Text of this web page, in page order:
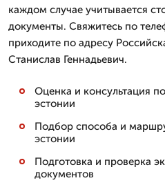
каждом случае учитывается
документы. Свяжитесь по
приходите по адресу
Станислав Геннадьевич.
Оценка и консультация
эстонии
Подбор способа и
эстонии
Подготовка и проверка
документов